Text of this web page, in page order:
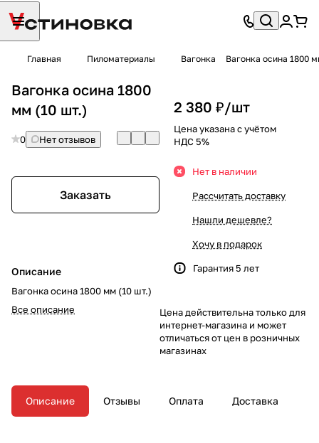
Главная Пиломатериалы Вагонка Вагонка осина 1800
Вагонка осина 1800
мм (10 шт.)
0 Нет отзывов
Заказать
Описание
Вагонка осина 1800 мм (10 шт.)
Все описание
2 380 ₽/шт
Цена указана с учётом
НДС 5%
Нет в наличии
Рассчитать доставку
Нашли дешевле?
Хочу в подарок
Гарантия 5 лет
Цена действительна только для
интернет-магазина и может
отличаться от цен в розничных
магазинах
Описание Отзывы Оплата Доставка